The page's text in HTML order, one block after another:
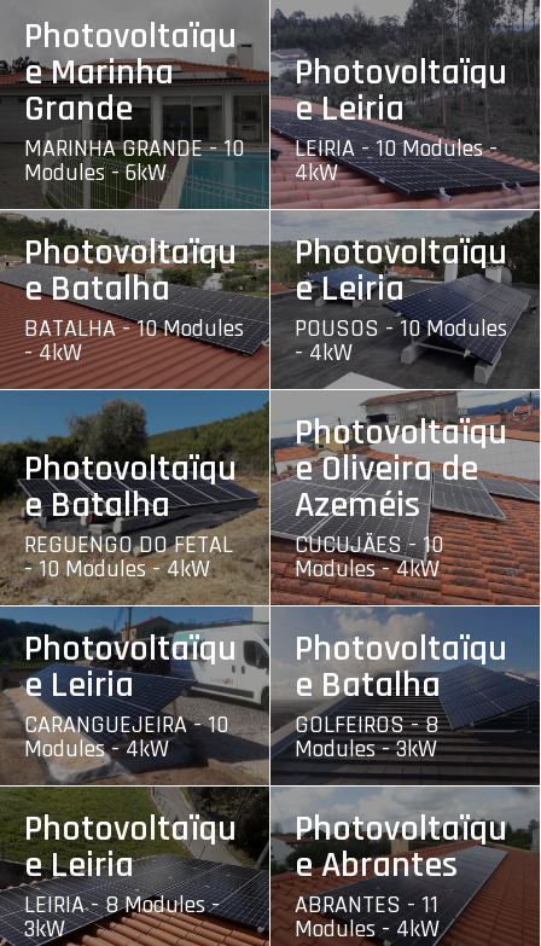
Photovoltaïqu
e Marinha
Grande
MARINHA GRANDE - 10
Modules - 6kW
Photovoltaïqu
e Leiria
LEIRIA - 10 Modules -
4kW
Photovoltaïqu
e Batalha
BATALHA - 10 Modules
- 4kW
Photovoltaïqu
e Leiria
POUSOS - 10 Modules
- 4kW
Photovoltaïqu
e Batalha
REGUENGO DO FETAL
- 10 Modules - 4kW
Photovoltaïqu
e Oliveira de
Azeméis
CUCUJÃES - 10
Modules - 4kW
Photovoltaïqu
e Leiria
CARANGUEJEIRA - 10
Modules - 4kW
Photovoltaïqu
e Batalha
GOLFEIROS - 8
Modules - 3kW
Photovoltaïqu
e Leiria
LEIRIA - 8 Modules -
3kW
Photovoltaïqu
e Abrantes
ABRANTES - 11
Modules - 4kW